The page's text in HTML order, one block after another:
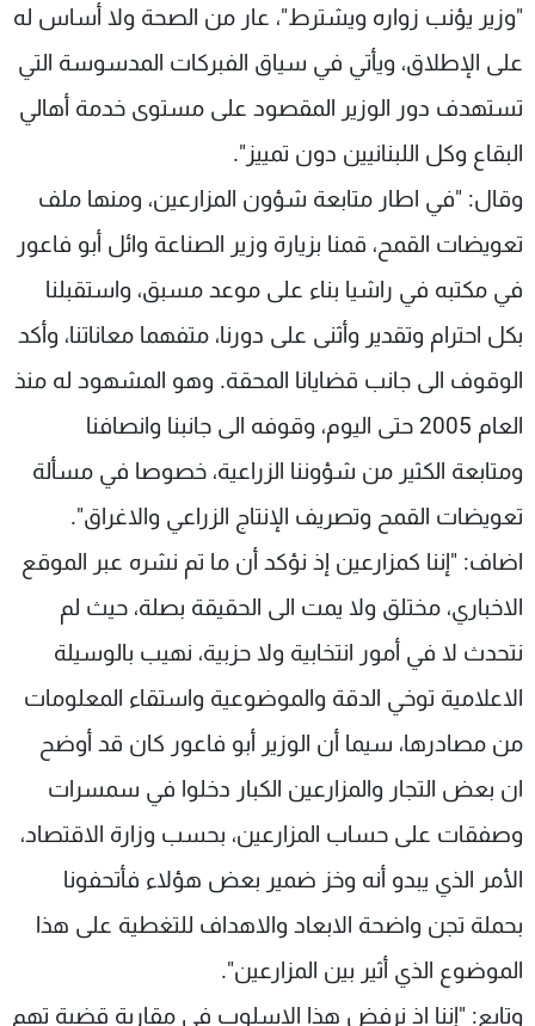
"وزير يؤنب زواره ويشترط"، عار من الصحة ولا أساس له
على الإطلاق، ويأتي في سياق الفبركات المدسوسة التي
تستهدف دور الوزير المقصود على مستوى خدمة أهالي
البقاع وكل اللبنانيين دون تمييز".
وقال: "في اطار متابعة شؤون المزارعين، ومنها ملف
تعويضات القمح، قمنا بزيارة وزير الصناعة وائل أبو فاعور
في مكتبه في راشيا بناء على موعد مسبق، واستقبلنا
بكل احترام وتقدير وأثنى على دورنا، متفهما معاناتنا، وأكد
الوقوف الى جانب قضايانا المحقة. وهو المشهود له منذ
العام 2005 حتى اليوم، وقوفه الى جانبنا وانصافنا
ومتابعة الكثير من شؤوننا الزراعية، خصوصا في مسألة
تعويضات القمح وتصريف الإنتاج الزراعي والاغراق".
اضاف: "إننا كمزارعين إذ نؤكد أن ما تم نشره عبر الموقع
الاخباري، مختلق ولا يمت الى الحقيقة بصلة، حيث لم
نتحدث لا في أمور انتخابية ولا حزبية، نهيب بالوسيلة
الاعلامية توخي الدقة والموضوعية واستقاء المعلومات
من مصادرها، سيما أن الوزير أبو فاعور كان قد أوضح
ان بعض التجار والمزارعين الكبار دخلوا في سمسرات
وصفقات على حساب المزارعين، بحسب وزارة الاقتصاد،
الأمر الذي يبدو أنه وخز ضمير بعض هؤلاء فأتحفونا
بحملة تجن واضحة الابعاد والاهداف للتغطية على هذا
الموضوع الذي أثير بين المزارعين".
وتابع: "إننا اذ نرفض هذا الاسلوب في مقاربة قضية تهم
الإنـتـاج
لاعلاناتكم
تواصل معنا
شروط الإسـتخدام
سياسة الخصوصية